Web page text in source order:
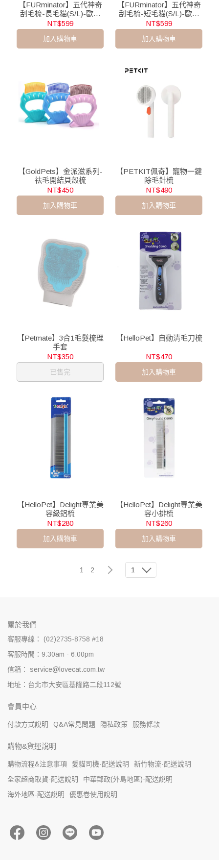
【FURminator】五代神奇
刮毛梳-長毛貓(S/L)-歐美
平行輸入版
NT$599
加入購物車
【FURminator】五代神奇
刮毛梳-短毛貓(S/L)-歐美
平行輸入版
NT$599
加入購物車
【GoldPets】金派滋系列-
祛毛開結貝殼梳
NT$450
加入購物車
【PETKIT佩奇】寵物一鍵
除毛針梳
NT$490
加入購物車
【Petmate】3合1毛髮梳理
手套
NT$350
已售完
【HelloPet】自動清毛刀梳
NT$470
加入購物車
【HelloPet】Delight專業美
容級鋁梳
NT$280
加入購物車
【HelloPet】Delight專業美
容小排梳
NT$260
加入購物車
1 2 1
關於我們
客服專線： (02)2735-8758 #18
客服時間：9:30am - 6:00pm
信箱： service@lovecat.com.tw
地址：台北市大安區基隆路二段112號
會員中心
付款方式說明 Q&A常見問題 隱私政策 服務條款
購物&貨運說明
購物流程&注意事項 愛貓司機-配送說明
新竹物流-配送說明
全家超商取貨-配送說明
中華郵政(外島地區)-配送說明
海外地區-配送說明
優惠卷使用說明